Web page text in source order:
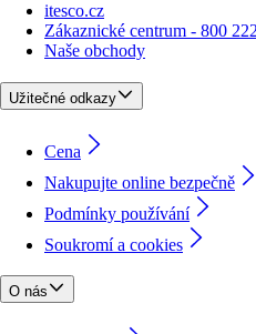
itesco.cz
Zákaznické centrum - 800
Naše obchody
Užitečné odkazy
Cena
Nakupujte online bezpečně
Podmínky používání
Soukromí a cookies
O nás